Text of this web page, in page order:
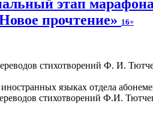
этап
прочтение» 16+
языках отдела
стихотворений Ф.И.